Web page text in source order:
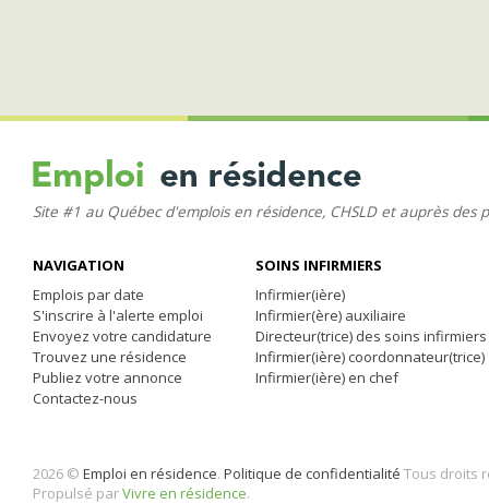
Site #1 au Québec d'emplois en résidence, CHSLD et auprès des
NAVIGATION
Emplois par date
S'inscrire à l'alerte emploi
Envoyez votre candidature
Trouvez une résidence
Publiez votre annonce
Contactez-nous
SOINS INFIRMIERS
Infirmier(ière)
Infirmier(ère) auxiliaire
Directeur(trice) des soins infirmiers
Infirmier(ière) coordonnateur(trice)
Infirmier(ière) en chef
2026 © Emploi en résidence. Politique de confidentialité Tous droits
Propulsé parVivre en résidence.